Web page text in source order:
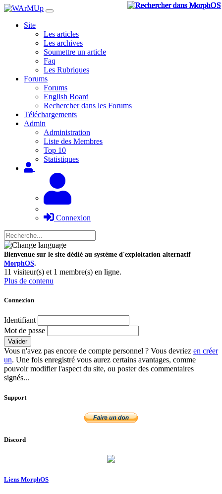
Site
Les articles
Les archives
Soumettre un article
Faq
Les Rubriques
Forums
Forums
English Board
Rechercher dans les Forums
Téléchargements
Admin
Administration
Liste des Membres
Top 10
Statistiques
Connexion
Bienvenue sur le site dédié au système d'exploitation alternatif
MorphOS.
11 visiteur(s) et 1 membre(s) en ligne.
Plus de contenu
Connexion
Identifiant
Mot de passe
Valider
Vous n'avez pas encore de compte personnel ? Vous devriez en créer
un. Une fois enregistré vous aurez certains avantages, comme
pouvoir modifier l'aspect du site, ou poster des commentaires
signés...
Support
Discord
Liens MorphOS